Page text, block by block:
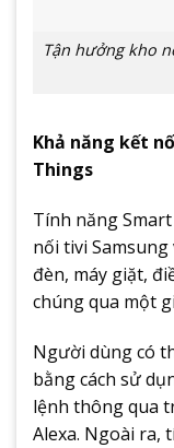
Tận hưởng kho
Khả năng kết
Things
Tính năng
nối tivi
đèn, máy giặt,
chúng qua một
Người dùng có
bằng cách sử
lệnh thông qua
Alexa. Ngoài ra,